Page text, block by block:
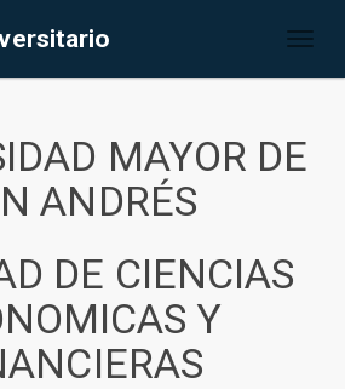
MAYOR DE
ANDRÉS
DE CIENCIAS
Y